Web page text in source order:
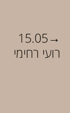
15.05→
רועי רחימי